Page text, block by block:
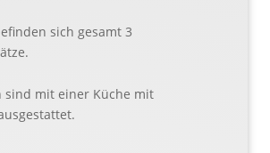
sich gesamt 3
sind mit einer Küche mit